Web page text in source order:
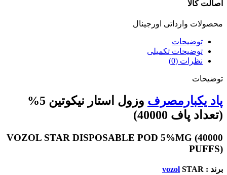
اصالت کالا
محصولات وارداتی اورجینال
توضیحات
توضیحات تکمیلی
نظرات (0)
توضیحات
پاد یکبار‌مصرف
وزول استار نیکوتین 5%
(تعداد پاف 40000)
VOZOL STAR DISPOSABLE POD 5%MG (40000
PUFFS)
برند : vozol STAR